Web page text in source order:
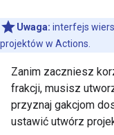
Uwaga: interfejs
projektów w Actions.
Zanim zaczniesz
frakcji, musisz
przyznaj gakcjom
ustawić utwórz